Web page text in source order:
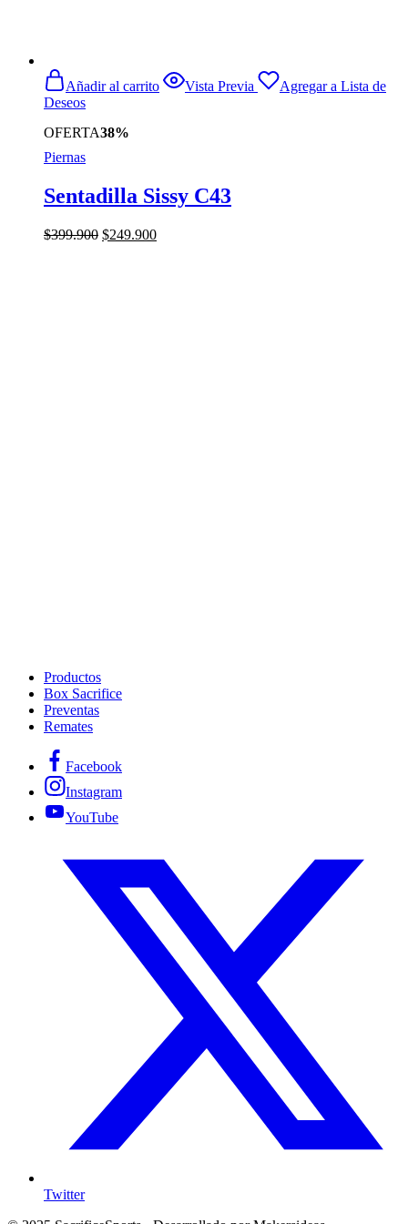
OFERTA38%
Añadir al carrito Vista Previa
Agregar a Lista de
Deseos
Piernas
Sentadilla Sissy C43
$399.900 El
$249.900El
Productos
Box Sacrifice
Preventas
Remates
Facebook
Instagram
YouTube
Twitter